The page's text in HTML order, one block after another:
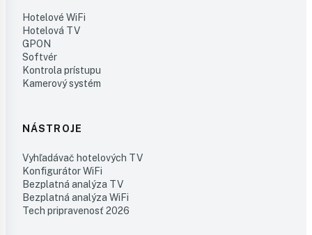
Hotelové WiFi
Hotelová TV
GPON
Softvér
Kontrola prístupu
Kamerový systém
NÁSTROJE
Vyhľadávač hotelových TV
Konfigurátor WiFi
Bezplatná analýza TV
Bezplatná analýza WiFi
Tech pripravenosť 2026